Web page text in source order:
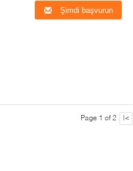
Şimdi başvurun
Page 1 of 2 |<